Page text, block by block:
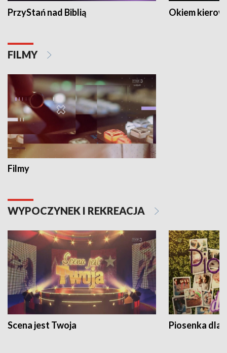
PrzyStań nad Biblią Okiem
FILMY
Filmy
WYPOCZYNEK I REKREACJA
Scena jest Twoja Piosenka dla